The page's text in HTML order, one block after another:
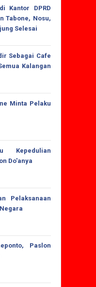
Kantor DPRD
Tabone, Nosu,
Selesai
Sebagai Cafe
Kalangan
Minta Pelaku
Kepedulian
Do'anya
Pelaksanaan
Paslon